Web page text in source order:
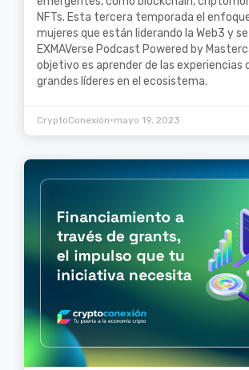
NFTs. Esta tercera temporada el
mujeres que están liderando la Web3 y
EXMAVerse Podcast Powered by
objetivo es aprender de las experiencias
grandes líderes en el ecosistema.
CryptoConexión•mayo 19, 2023